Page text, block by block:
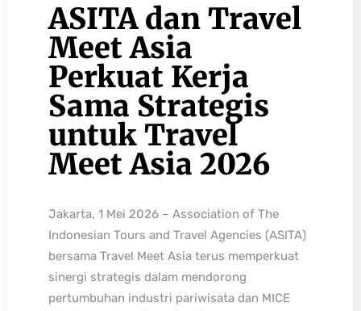
ASITA dan Travel
Meet Asia
Perkuat Kerja
Sama Strategis
untuk Travel
Meet Asia 2026
Jakarta, 1 Mei 2026 – Association of The
Indonesian Tours and Travel Agencies (ASITA)
bersama Travel Meet Asia terus memperkuat
sinergi strategis dalam mendorong
pertumbuhan industri pariwisata dan MICE